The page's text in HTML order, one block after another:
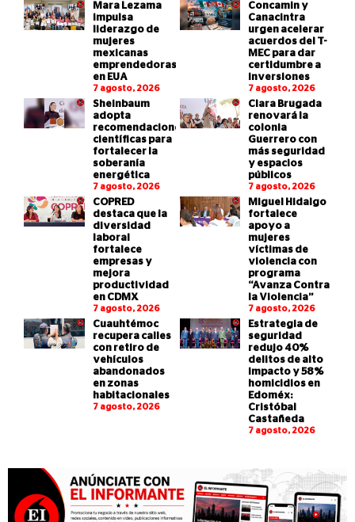
Mara Lezama
impulsa
liderazgo de
mujeres
mexicanas
emprendedoras
en EUA
7 agosto, 2026
Concamin y
Canacintra
urgen acelerar
acuerdos del T-
MEC para dar
certidumbre a
inversiones
7 agosto, 2026
Sheinbaum
adopta
recomendaciones
científicas para
fortalecer la
soberanía
energética
7 agosto, 2026
Clara Brugada
renovará la
colonia
Guerrero con
más seguridad
y espacios
públicos
7 agosto, 2026
COPRED
destaca que la
diversidad
laboral
fortalece
empresas y
mejora
productividad
en CDMX
7 agosto, 2026
Miguel Hidalgo
fortalece
apoyo a
mujeres
víctimas de
violencia con
programa
“Avanza Contra
la Violencia”
7 agosto, 2026
Cuauhtémoc
recupera calles
con retiro de
vehículos
abandonados
en zonas
habitacionales
7 agosto, 2026
Estrategia de
seguridad
redujo 40%
delitos de alto
impacto y 58%
homicidios en
Edoméx:
Cristóbal
Castañeda
7 agosto, 2026